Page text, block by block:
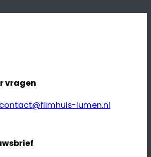
vragen
contact@filmhuis-lumen.nl